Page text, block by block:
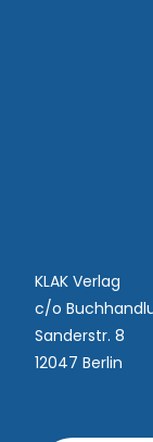
KLAK Verlag
c/o
Sanderstr. 8
12047 Berlin